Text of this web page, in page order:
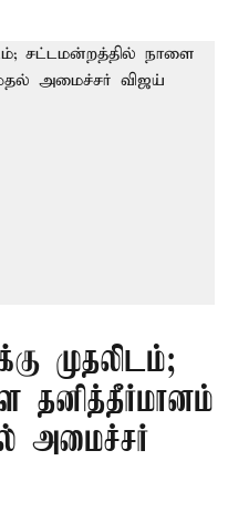
முதலிடம்;
தனித்தீர்மானம்
அமைச்சர்